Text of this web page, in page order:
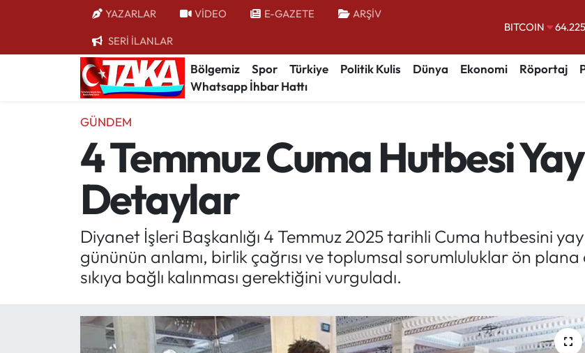
YAZARLAR VİDEO E-GAZETE ARŞİV
SERİ İLANLAR
DOLAR
EURO
STERLİN
BITCOIN
Bölgemiz Spor Türkiye Politik Kulis Dünya Ekonomi Röportaj
Whatsapp İhbar Hattı
GÜNDEM
4 Temmuz Cuma Hutbesi
Detaylar
Diyanet İşleri Başkanlığı 4 Temmuz 2025 tarihli Cuma hutbesini
gününün anlamı, birlik çağrısı ve toplumsal sorumluluklar ön plana
sıkıya bağlı kalınması gerektiğini vurguladı.
Bölgemiz
Kültür/Sanat
Politik Kulis
Mektup Galeri
Trabzon Nöbetçi Eczaneler
Trabzon Hava Durumu
Trabzon Trafik Yoğunluk Haritası
Süper Lig Puan Durumu ve Fikstür
Tüm Manşetler
Son Dakika Haberleri
Haber Arşivi